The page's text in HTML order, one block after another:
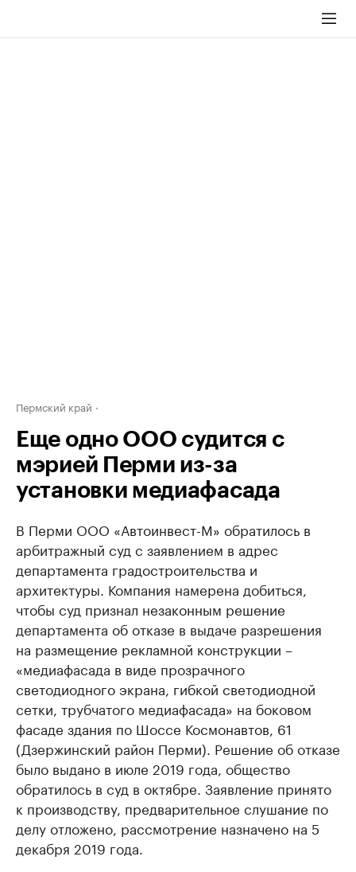
Пермский край
Еще одно ООО судится с
мэрией Перми из-за
установки медиафасада
В Перми ООО «Автоинвест-М» обратилось в
арбитражный суд с заявлением в адрес
департамента градостроительства и
архитектуры. Компания намерена добиться,
чтобы суд признал незаконным решение
департамента об отказе в выдаче разрешения
на размещение рекламной конструкции –
«медиафасада в виде прозрачного
светодиодного экрана, гибкой светодиодной
сетки, трубчатого медиафасада» на боковом
фасаде здания по Шоссе Космонавтов, 61
(Дзержинский район Перми). Решение об отказе
было выдано в июле 2019 года, общество
обратилось в суд в октябре. Заявление принято
к производству, предварительное слушание по
делу отложено, рассмотрение назначено на 5
декабря 2019 года.